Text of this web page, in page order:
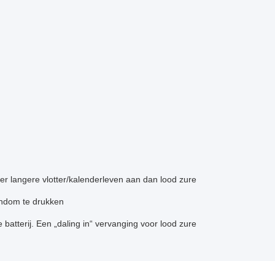
langere vlotter/kalenderleven aan dan lood zure
te drukken
Een „daling in“ vervanging voor lood zure